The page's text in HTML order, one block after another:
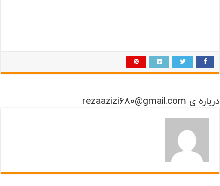
درباره ی rezaazizi680@gmail.com